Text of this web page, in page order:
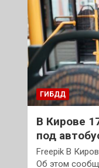
ГИБДД
В Кирове
под
Freepik В
Об этом